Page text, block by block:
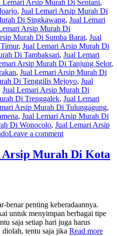
Lemari Arsip Murah Di Sentani,
, Jual Lemari Arsip Murah Di
Di Singkawang, Jual Lemari
Arsip Murah Di
Murah Di Sumba Barat, Jual
, Jual Lemari Arsip Murah Di
Di Tambaksari, Jual Lemari
Arsip Murah Di Tanjung Selor,
, Jual Lemari Arsip Murah Di
Di Tenggilis Mejoyo, Jual
Jual Lemari Arsip Murah Di
Di Trenggalek, Jual Lemari
Arsip Murah Di Tulungagung,
, Jual Lemari Arsip Murah Di
Di Wonocolo, Jual Lemari Arsip
Leave a comment
Murah Di Kota
benar penting keberadaannya.
untuk menyimpan berbagai tipe
saja setiap hari juga harus
diolah, tentu saja jika Read more